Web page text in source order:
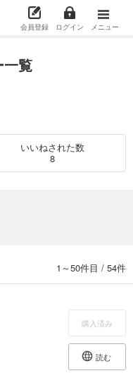
会員登録 ログイン メニュー
一覧
いいねされた数
8
1～50件目 / 54件
購入済み
読む